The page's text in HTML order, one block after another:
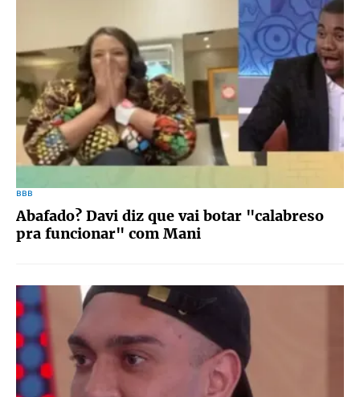
BBB
Abafado? Davi diz que vai botar "calabreso
pra funcionar" com Mani